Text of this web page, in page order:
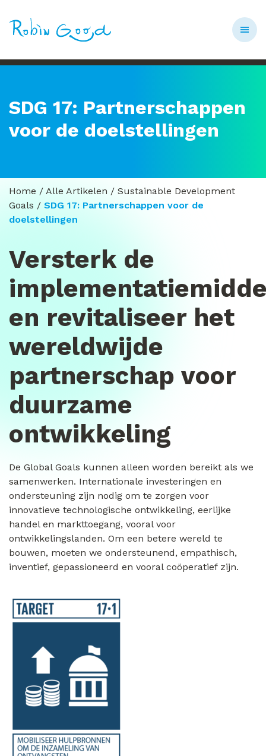
SDG 17: Partnerschappen
voor de doelstellingen
Home / Alle Artikelen / Sustainable Development
Goals / SDG 17: Partnerschappen voor de
doelstellingen
Versterk de
en revitaliseer het
wereldwijde
partnerschap voor
duurzame
ontwikkeling
De Global Goals kunnen alleen worden bereikt als we
samenwerken. Internationale investeringen en
ondersteuning zijn nodig om te zorgen voor
innovatieve technologische ontwikkeling, eerlijke
handel en markttoegang, vooral voor
ontwikkelingslanden. Om een betere wereld te
bouwen, moeten we ondersteunend, empathisch,
inventief, gepassioneerd en vooral coöperatief zijn.